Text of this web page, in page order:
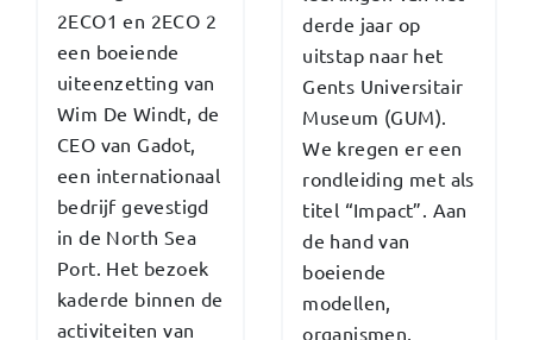
2ECO1 en 2ECO 2
een boeiende
uiteenzetting van
Wim De Windt, de
CEO van Gadot,
een internationaal
bedrijf gevestigd
in de North Sea
Port. Het bezoek
kaderde binnen de
activiteiten van
derde jaar op
uitstap naar het
Gents Universitair
Museum (GUM).
We kregen er een
rondleiding met als
titel “Impact”. Aan
de hand van
boeiende
modellen,
organismen,